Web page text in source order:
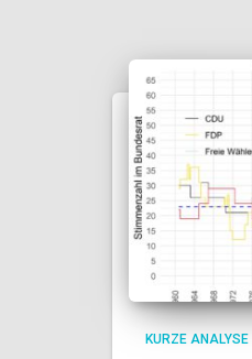
KURZE ANALYSE